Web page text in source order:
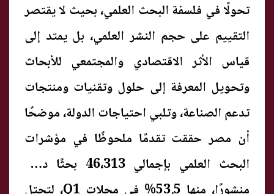
تحولًا في فلسفة البحث العلمي، بحيث لا يقتصر
التقييم على حجم النشر العلمي، بل يمتد إلى
قياس الأثر الاقتصادي والمجتمعي للأبحاث
وتحويل المعرفة إلى حلول وتقنيات ومنتجات
تدعم الصناعة، وتلبي احتياجات الدولة، موضحًا
أن مصر حققت تقدمًا ملحوظًا في مؤشرات
البحث العلمي بإجمالي 46،313 بحثًا دوليًا